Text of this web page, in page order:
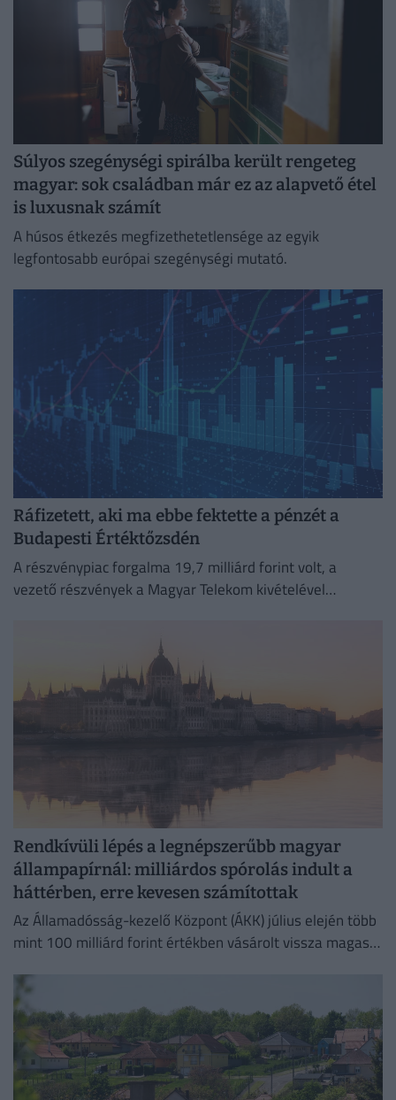
Súlyos szegénységi spirálba került rengeteg
magyar: sok családban már ez az alapvető étel
is luxusnak számít
A húsos étkezés megfizethetetlensége az egyik
legfontosabb európai szegénységi mutató.
Ráfizetett, aki ma ebbe fektette a pénzét a
Budapesti Értéktőzsdén
A részvénypiac forgalma 19,7 milliárd forint volt, a
vezető részvények a Magyar Telekom kivételével
Rendkívüli lépés a legnépszerűbb magyar
állampapírnál: milliárdos spórolás indult a
háttérben, erre kevesen számítottak
Az Államadósság-kezelő Központ (ÁKK) július elején több
mint 100 milliárd forint értékben vásárolt vissza magas